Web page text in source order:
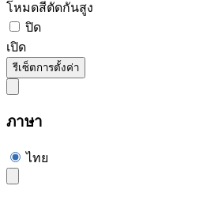
โหมดสีตัดกันสูง
ปิด
เปิด
รีเซ็ตการตั้งค่า
ภาษา
ไทย